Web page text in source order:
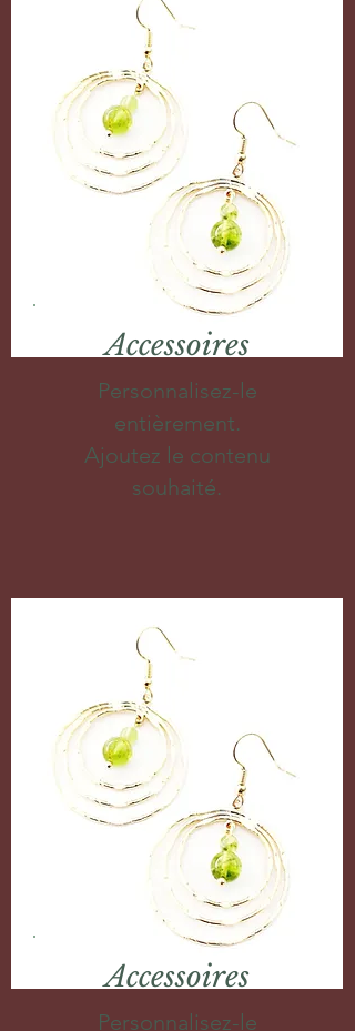
Accessoires
Personnalisez-le
entièrement.
Ajoutez le contenu
souhaité.
Accessoires
Personnalisez-le